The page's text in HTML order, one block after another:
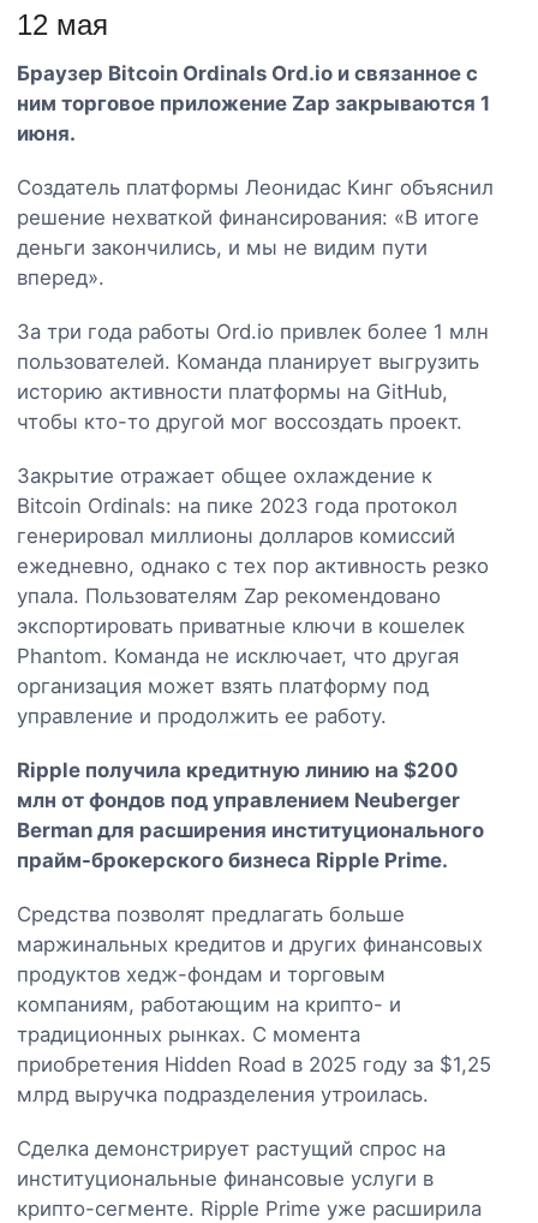
12 мая
Браузер Bitcoin Ordinals Ord.io и связанное с
ним торговое приложение Zap закрываются 1
июня.
Создатель платформы Леонидас Кинг объяснил
решение нехваткой финансирования: «В итоге
деньги закончились, и мы не видим пути
вперед».
За три года работы Ord.io привлек более 1 млн
пользователей. Команда планирует выгрузить
историю активности платформы на GitHub,
чтобы кто-то другой мог воссоздать проект.
Закрытие отражает общее охлаждение к
Bitcoin Ordinals: на пике 2023 года протокол
генерировал миллионы долларов комиссий
ежедневно, однако с тех пор активность резко
упала. Пользователям Zap рекомендовано
экспортировать приватные ключи в кошелек
Phantom. Команда не исключает, что другая
организация может взять платформу под
управление и продолжить ее работу.
Ripple получила кредитную линию на $200
млн от фондов под управлением Neuberger
Berman для расширения институционального
прайм-брокерского бизнеса Ripple Prime.
Средства позволят предлагать больше
маржинальных кредитов и других финансовых
продуктов хедж-фондам и торговым
компаниям, работающим на крипто- и
традиционных рынках. С момента
приобретения Hidden Road в 2025 году за $1,25
млрд выручка подразделения утроилась.
Сделка демонстрирует растущий спрос на
институциональные финансовые услуги в
крипто-сегменте. Ripple Prime уже расширила